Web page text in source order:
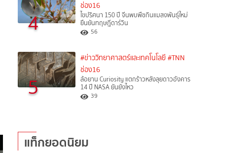
4
ช่อง16
ไขปริศนา 150 ปี จีนพบพืชกินแมลงพันธุ์ใหม่
ยืนยันทฤษฎีดาร์วิน
56
5
#ข่าววิทยาศาสตร์และเทคโนโลยี #TNN
ช่อง16
ล้อยาน Curiosity แตกร้าวหลังลุยดาวอังคาร
14 ปี NASA ยันยังไหว
39
แท็กยอดนิยม